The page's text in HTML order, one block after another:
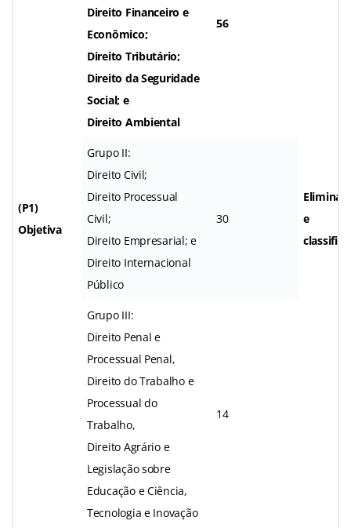
(P1)
Objetiva
Direito Financeiro e
Econômico;
Direito Tributário;
Direito da Seguridade
Social; e
Direito Ambiental
56
e
Grupo II:
Direito Civil;
Direito Processual
Civil;
Direito Empresarial; e
Direito Internacional
Público
30
Grupo III:
Direito Penal e
Processual Penal,
Direito do Trabalho e
Processual do
Trabalho,
Direito Agrário e
Legislação sobre
Educação e Ciência,
Tecnologia e Inovação
14